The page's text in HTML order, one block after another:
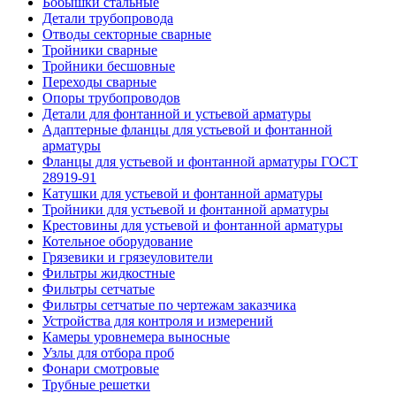
Детали трубопровода
Отводы секторные сварные
Тройники сварные
Тройники бесшовные
Переходы сварные
Опоры трубопроводов
Детали для фонтанной и устьевой арматуры
Адаптерные фланцы для устьевой и фонтанной
арматуры
Фланцы для устьевой и фонтанной арматуры ГОСТ
28919-91
Катушки для устьевой и фонтанной арматуры
Тройники для устьевой и фонтанной арматуры
Крестовины для устьевой и фонтанной арматуры
Котельное оборудование
Грязевики и грязеуловители
Фильтры жидкостные
Фильтры сетчатые
Фильтры сетчатые по чертежам заказчика
Устройства для контроля и измерений
Камеры уровнемера выносные
Узлы для отбора проб
Фонари смотровые
Трубные решетки